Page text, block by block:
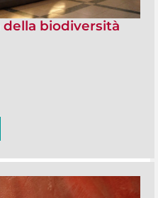
biodiversità